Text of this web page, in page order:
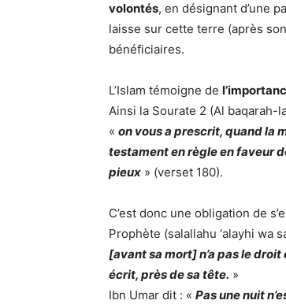
volontés, en désignant d’une
laisse sur cette terre (après
bénéficiaires.
L’Islam témoigne de
Ainsi la Sourate 2 (Al baqarah-
« on vous a prescrit, quand la
testament en règle en faveur
pieux » (verset 180).
C’est donc une obligation de
Prophète (salallahu ‘alayhi wa
[avant sa mort] n’a pas le
écrit, près de sa tête. »
Ibn Umar dit : « Pas une nuit